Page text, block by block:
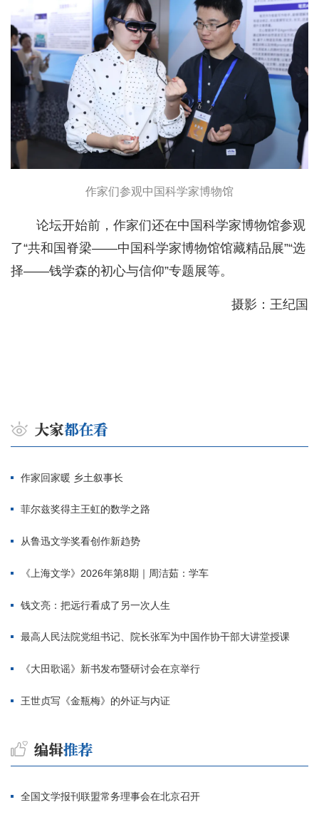
作家们参观中国科学家博物馆
论坛开始前，作家们还在中国科学家博物馆参观
了“共和国脊梁——中国科学家博物馆馆藏精品展”“选
择——钱学森的初心与信仰”专题展等。
摄影：王纪国
作家回家暖 乡土叙事长
菲尔兹奖得主王虹的数学之路
从鲁迅文学奖看创作新趋势
《上海文学》2026年第8期｜周洁茹：学车
钱文亮：把远行看成了另一次人生
最高人民法院党组书记、院长张军为中国作协干部大讲堂授课
《大田歌谣》新书发布暨研讨会在京举行
王世贞写《金瓶梅》的外证与内证
全国文学报刊联盟常务理事会在北京召开